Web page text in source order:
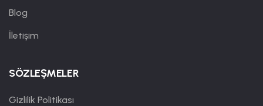
Blog
İletişim
SÖZLEŞMELER
Gizlilik Politikası